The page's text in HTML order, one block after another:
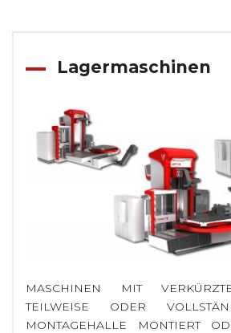
Lagermaschinen
MASCHINEN MIT
TEILWEISE ODER
MONTAGEHALLE MONTIERT